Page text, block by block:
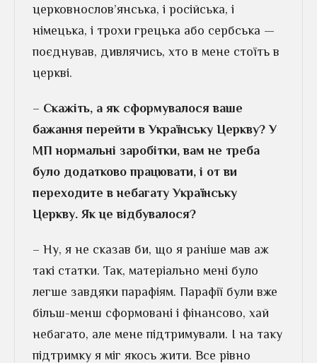
церковнослов’янська, і російська, і
німецька, і трохи грецька або сербська —
поєднував, дивлячись, хто в мене стоїть в
церкві.
– Скажіть, а як сформувалося ваше
бажання перейти в Українську Церкву? У
МП нормальні заробітки, вам не треба
було додатково працювати, і от ви
переходите в небагату Українську
Церкву. Як це відбувалося?
– Ну, я не сказав би, що я раніше мав аж
такі статки. Так, матеріально мені було
легше завдяки парафіям. Парафії були вже
більш-менш сформовані і фінансово, хай
небагато, але мене підтримували. І на таку
підтримку я міг якось жити. Все рівно